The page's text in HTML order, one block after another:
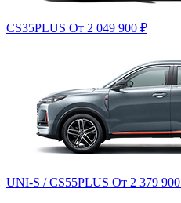
CS35PLUS От 2 049 900 ₽
UNI-S / CS55PLUS От 2 379 900